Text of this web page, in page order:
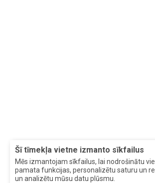
Šī tīmekļa vietne izmanto sīkfailus
Mēs izmantojam sīkfailus, lai nodrošinātu
pamata funkcijas, personalizētu saturu un
un analizētu mūsu datu plūsmu.